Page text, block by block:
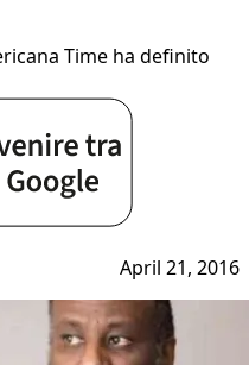
Time ha definito
April 21, 2016